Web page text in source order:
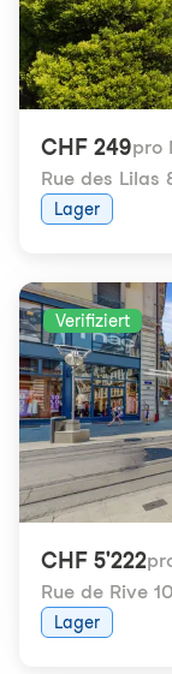
CHF 249pro
Rue des Lilas
Lager
Verifiziert
CHF 5'222
Rue de Rive
Lager